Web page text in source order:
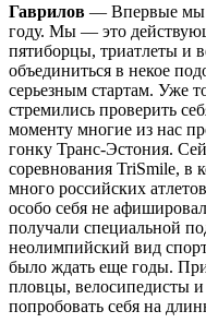
Гаврилов — Впервые мы
году. Мы — это
пятиборцы, триатлеты и
объединиться в некое
серьезным стартам. Уже
стремились проверить
моменту многие из нас
гонку Транс-Эстония.
соревнования TriSmile, в
много российских
особо себя не
получали специальной
неолимпийский вид
было ждать еще годы.
пловцы, велосипедисты
попробовать себя на